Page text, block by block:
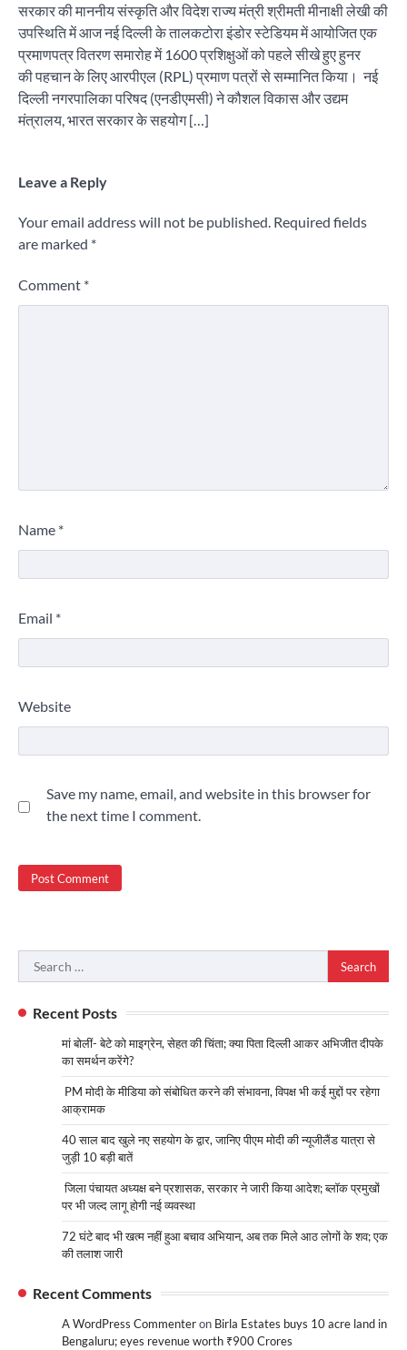
सरकार की माननीय संस्कृति और विदेश राज्य मंत्री श्रीमती मीनाक्षी लेखी की
उपस्थिति में आज नई दिल्ली के तालकटोरा इंडोर स्टेडियम में आयोजित एक
प्रमाणपत्र वितरण समारोह में 1600 प्रशिक्षुओं को पहले सीखे हुए हुनर
की पहचान के लिए आरपीएल (RPL) प्रमाण पत्रों से सम्मानित किया। नई
दिल्ली नगरपालिका परिषद (एनडीएमसी) ने कौशल विकास और उद्यम
मंत्रालय, भारत सरकार के सहयोग […]
Leave a Reply
Your email address will not be published. Required fields
are marked *
Comment *
Name *
Email *
Website
Save my name, email, and website in this browser for
the next time I comment.
Search
for:
Recent Posts
मां बोलीं- बेटे को माइग्रेन, सेहत की चिंता; क्या पिता दिल्ली आकर अभिजीत दीपके
का समर्थन करेंगे?
PM मोदी के मीडिया को संबोधित करने की संभावना, विपक्ष भी कई मुद्दों पर रहेगा
आक्रामक
40 साल बाद खुले नए सहयोग के द्वार, जानिए पीएम मोदी की न्यूजीलैंड यात्रा से
जुड़ी 10 बड़ी बातें
जिला पंचायत अध्यक्ष बने प्रशासक, सरकार ने जारी किया आदेश; ब्लॉक प्रमुखों
पर भी जल्द लागू होगी नई व्यवस्था
72 घंटे बाद भी खत्म नहीं हुआ बचाव अभियान, अब तक मिले आठ लोगों के शव; एक
की तलाश जारी
Recent Comments
A WordPress Commenteron Birla Estates buys 10 acre land in
Bengaluru; eyes revenue worth ₹900 Crores